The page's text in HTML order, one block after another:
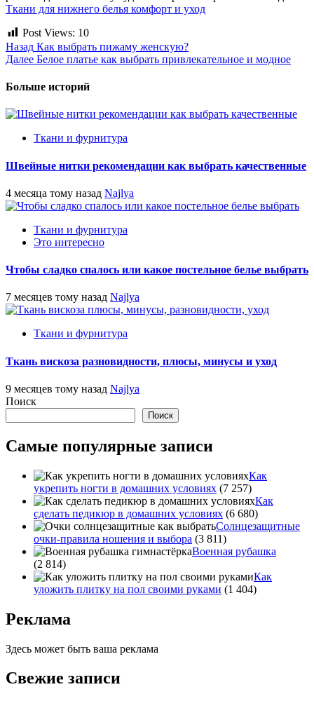
Ткани для нижнего белья комфорт и уход
Post Views: 10
Post
navigation
Назад Как выбрать пижаму женскую?
Далее Белое платье как выбрать привлекательное и модное
Больше историй
Ткани и фурнитура
Швейные нитки рекомендации как выбрать качественные
4 месяца тому назад Najlya
Ткани и фурнитура
Это интересно
Чтобы сладко спалось или какое постельное белье выбрать
7 месяцев тому назад Najlya
Ткани и фурнитура
Ткань вискоза разновидности, плюсы, минусы и уход
9 месяцев тому назад Najlya
Поиск
Поиск
Самые популярные записи
Как
укрепить ногти в домашних условиях (7 257)
Как
сделать педикюр в домашних условиях (6 680)
Солнцезащитные
очки-правила ношения и выбора (3 811)
Военная рубашка
(2 814)
Как
уложить плитку на пол своими руками (1 404)
Реклама
Здесь может быть ваша реклама
Свежие записи